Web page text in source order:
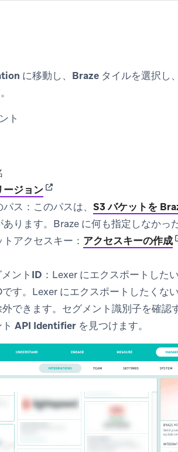
に移動し、 Braze タイルを選択し、
ト
ージョン(opens in new tab)
パス ：このパスは、 S3 バケットを
ります。Braze に何も指定しなかっ
アクセスキー ： アクセスキーの作成
ントID ：Lexer にエクスポートした
す。Lexer にエクスポートしたくな
できます。セグメント識別子を確認
ト API Identifier を見つけます。